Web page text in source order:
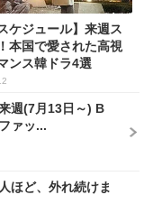
ケジュール】来週ス
本国で愛された高視
ンス韓ドラ4選
週(7月13日～) B
ァッ...
ほど、外れ続けま